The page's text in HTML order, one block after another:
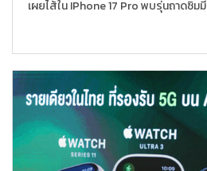
เผยไส้ใน IPhone 17 Pro พบรุ่นถาดซิม